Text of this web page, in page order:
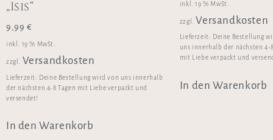
„Isis“
9,99 €
inkl. 19 % MwSt.
zzgl. Versandkosten
Lieferzeit: Deine Bestellung wird von uns innerhalb
der nächsten 4-8 Tagen mit Liebe verpackt und
versendet!
In den Warenkorb
inkl. 19 % MwSt.
zzgl. Versandkosten
Lieferzeit: Deine Bestellung
uns innerhalb der nächsten 4-
mit Liebe verpackt und
In den Warenkorb